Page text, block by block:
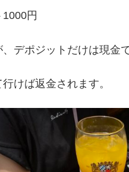
円
デポジットだけは現金
けば返金されます。